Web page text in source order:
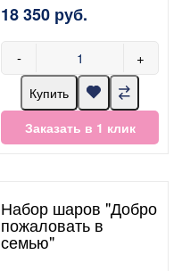
18 350 руб.
- +
Купить
Заказать в 1 клик
Набор шаров "Добро
пожаловать в
семью"